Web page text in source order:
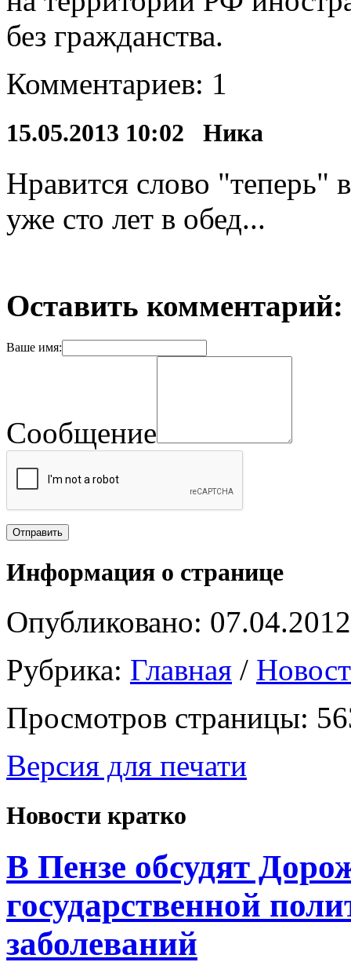
без гражданства.
Комментариев: 1
15.05.2013 10:02 Ника
Нравится слово "теперь"
уже сто лет в обед...
Оставить комментарий:
Ваше имя:
Сообщение
Информация о странице
Опубликовано: 07.04.2012
Рубрика: Главная /
Просмотров страницы:
Версия для печати
Новости кратко
В Пензе обсудят
государственной
заболеваний